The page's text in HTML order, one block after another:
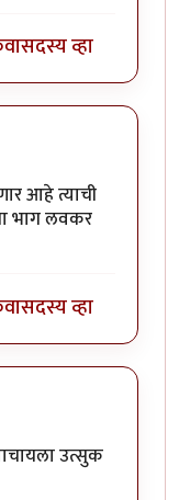
सदस्य व्हा
आहे त्याची
भाग लवकर
सदस्य व्हा
उत्सुक